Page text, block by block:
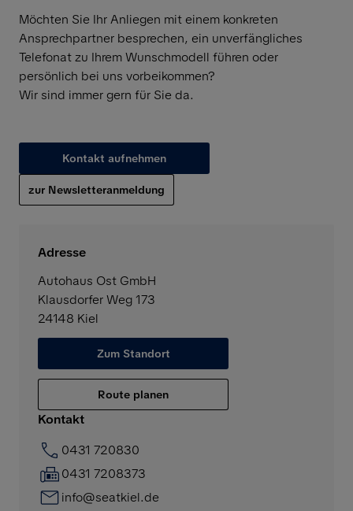
Möchten Sie Ihr Anliegen mit einem konkreten
Ansprechpartner besprechen, ein unverfängliches
Telefonat zu Ihrem Wunschmodell führen oder
persönlich bei uns vorbeikommen?
Wir sind immer gern für Sie da.
Kontakt aufnehmen
zur Newsletteranmeldung
Adresse
Autohaus Ost GmbH
Klausdorfer Weg 173
24148 Kiel
Zum Standort
Route planen
Kontakt
0431 720830
0431 7208373
info@seatkiel.de